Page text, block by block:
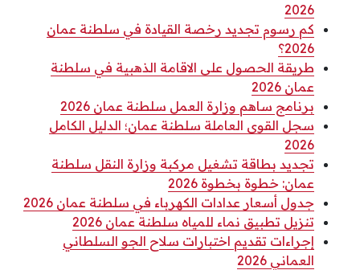
2026
كم رسوم تجديد رخصة القيادة في سلطنة عمان
2026؟
طريقة الحصول على الاقامة الذهبية في سلطنة
عمان 2026
برنامج ساهم وزارة العمل سلطنة عمان 2026
سجل القوى العاملة سلطنة عمان؛ الدليل الكامل
2026
تجديد بطاقة تشغيل مركبة وزارة النقل سلطنة
عمان: خطوة بخطوة 2026
جدول أسعار عدادات الكهرباء في سلطنة عمان 2026
تنزيل تطبيق نماء للمياه سلطنة عمان 2026
إجراءات تقديم اختبارات سلاح الجو السلطاني
العماني 2026